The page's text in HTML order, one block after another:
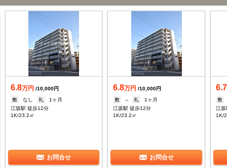
6.8万円 /10,000円
敷
なし 礼
1ヶ月
江坂駅 徒歩12分
1K/23.2㎡
お問合せ
6.8万円 /10,000円
敷
-- 礼
1ヶ月
江坂駅 徒歩12分
1K/23.2㎡
お問合せ
6.7
敷
江
1K/